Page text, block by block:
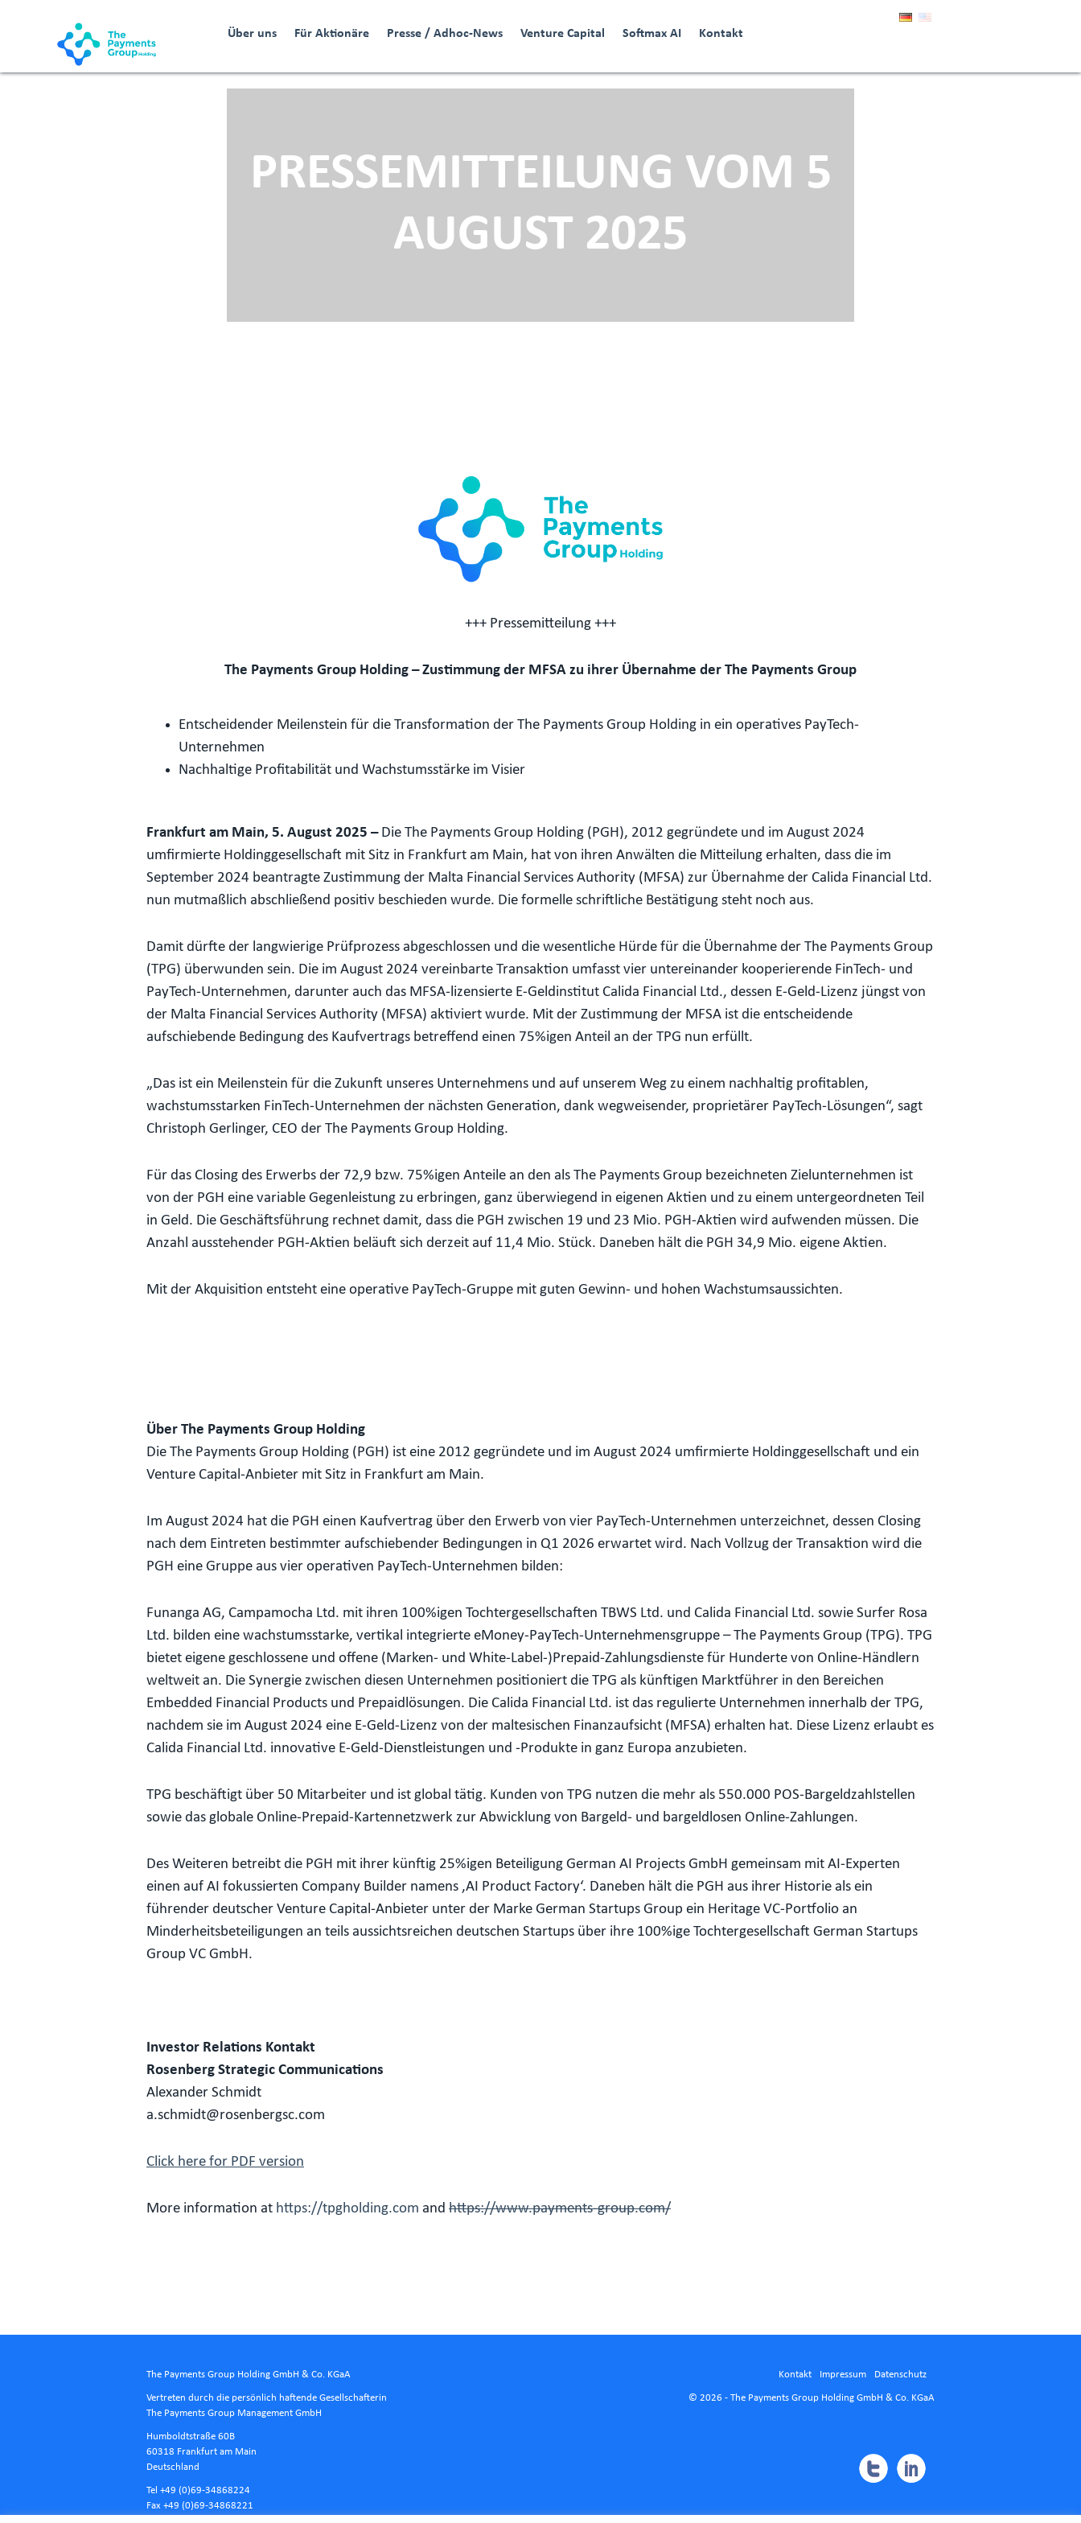
Über uns Für Aktionäre Presse / Adhoc-News Venture Capital Softmax AI Kontakt
PRESSEMITTEILUNG VOM 5
AUGUST 2025
+++ Pressemitteilung +++
The Payments Group Holding – Zustimmung der MFSA zu ihrer Übernahme der The Payments Group
Entscheidender Meilenstein für die Transformation der The Payments Group Holding in ein operatives PayTech-
Unternehmen
Nachhaltige Profitabilität und Wachstumsstärke im Visier
Frankfurt am Main, 5. August 2025 – Die The Payments Group Holding (PGH), 2012 gegründete und im August 2024
umfirmierte Holdinggesellschaft mit Sitz in Frankfurt am Main, hat von ihren Anwälten die Mitteilung erhalten, dass die im
September 2024 beantragte Zustimmung der Malta Financial Services Authority (MFSA) zur Übernahme der Calida Financial Ltd.
nun mutmaßlich abschließend positiv beschieden wurde. Die formelle schriftliche Bestätigung steht noch aus.
Damit dürfte der langwierige Prüfprozess abgeschlossen und die wesentliche Hürde für die Übernahme der The Payments Group
(TPG) überwunden sein. Die im August 2024 vereinbarte Transaktion umfasst vier untereinander kooperierende FinTech- und
PayTech-Unternehmen, darunter auch das MFSA-lizensierte E-Geldinstitut Calida Financial Ltd., dessen E-Geld-Lizenz jüngst von
der Malta Financial Services Authority (MFSA) aktiviert wurde. Mit der Zustimmung der MFSA ist die entscheidende
aufschiebende Bedingung des Kaufvertrags betreffend einen 75%igen Anteil an der TPG nun erfüllt.
„Das ist ein Meilenstein für die Zukunft unseres Unternehmens und auf unserem Weg zu einem nachhaltig profitablen,
wachstumsstarken FinTech-Unternehmen der nächsten Generation, dank wegweisender, proprietärer PayTech-Lösungen“, sagt
Christoph Gerlinger, CEO der The Payments Group Holding.
Für das Closing des Erwerbs der 72,9 bzw. 75%igen Anteile an den als The Payments Group bezeichneten Zielunternehmen ist
von der PGH eine variable Gegenleistung zu erbringen, ganz überwiegend in eigenen Aktien und zu einem untergeordneten Teil
in Geld. Die Geschäftsführung rechnet damit, dass die PGH zwischen 19 und 23 Mio. PGH-Aktien wird aufwenden müssen. Die
Anzahl ausstehender PGH-Aktien beläuft sich derzeit auf 11,4 Mio. Stück. Daneben hält die PGH 34,9 Mio. eigene Aktien.
Mit der Akquisition entsteht eine operative PayTech-Gruppe mit guten Gewinn- und hohen Wachstumsaussichten.
Über The Payments Group Holding
Die The Payments Group Holding (PGH) ist eine 2012 gegründete und im August 2024 umfirmierte Holdinggesellschaft und ein
Venture Capital-Anbieter mit Sitz in Frankfurt am Main.
Im August 2024 hat die PGH einen Kaufvertrag über den Erwerb von vier PayTech-Unternehmen unterzeichnet, dessen Closing
nach dem Eintreten bestimmter aufschiebender Bedingungen in Q1 2026 erwartet wird. Nach Vollzug der Transaktion wird die
PGH eine Gruppe aus vier operativen PayTech-Unternehmen bilden:
Funanga AG, Campamocha Ltd. mit ihren 100%igen Tochtergesellschaften TBWS Ltd. und Calida Financial Ltd. sowie Surfer Rosa
Ltd. bilden eine wachstumsstarke, vertikal integrierte eMoney-PayTech-Unternehmensgruppe – The Payments Group (TPG). TPG
bietet eigene geschlossene und offene (Marken- und White-Label-)Prepaid-Zahlungsdienste für Hunderte von Online-Händlern
weltweit an. Die Synergie zwischen diesen Unternehmen positioniert die TPG als künftigen Marktführer in den Bereichen
Embedded Financial Products und Prepaidlösungen. Die Calida Financial Ltd. ist das regulierte Unternehmen innerhalb der TPG,
nachdem sie im August 2024 eine E-Geld-Lizenz von der maltesischen Finanzaufsicht (MFSA) erhalten hat. Diese Lizenz erlaubt es
Calida Financial Ltd. innovative E-Geld-Dienstleistungen und -Produkte in ganz Europa anzubieten.
TPG beschäftigt über 50 Mitarbeiter und ist global tätig. Kunden von TPG nutzen die mehr als 550.000 POS-Bargeldzahlstellen
sowie das globale Online-Prepaid-Kartennetzwerk zur Abwicklung von Bargeld- und bargeldlosen Online-Zahlungen.
Des Weiteren betreibt die PGH mit ihrer künftig 25%igen Beteiligung German AI Projects GmbH gemeinsam mit AI-Experten
einen auf AI fokussierten Company Builder namens ‚AI Product Factory‘. Daneben hält die PGH aus ihrer Historie als ein
führender deutscher Venture Capital-Anbieter unter der Marke German Startups Group ein Heritage VC-Portfolio an
Minderheitsbeteiligungen an teils aussichtsreichen deutschen Startups über ihre 100%ige Tochtergesellschaft German Startups
Group VC GmbH.
Investor Relations Kontakt
Rosenberg Strategic Communications
Alexander Schmidt
a.schmidt@rosenbergsc.com
Click here for PDF version
More information at https://tpgholding.com and https://www.payments-group.com/
The Payments Group Holding GmbH & Co. KGaA
Vertreten durch die persönlich haftende Gesellschafterin
The Payments Group Management GmbH
Humboldtstraße 60B
60318 Frankfurt am Main
Deutschland
Tel +49 (0)69-34868224
Fax +49 (0)69-34868221
Kontakt Impressum Datenschutz
© 2026 - The Payments Group Holding GmbH & Co. KGaA